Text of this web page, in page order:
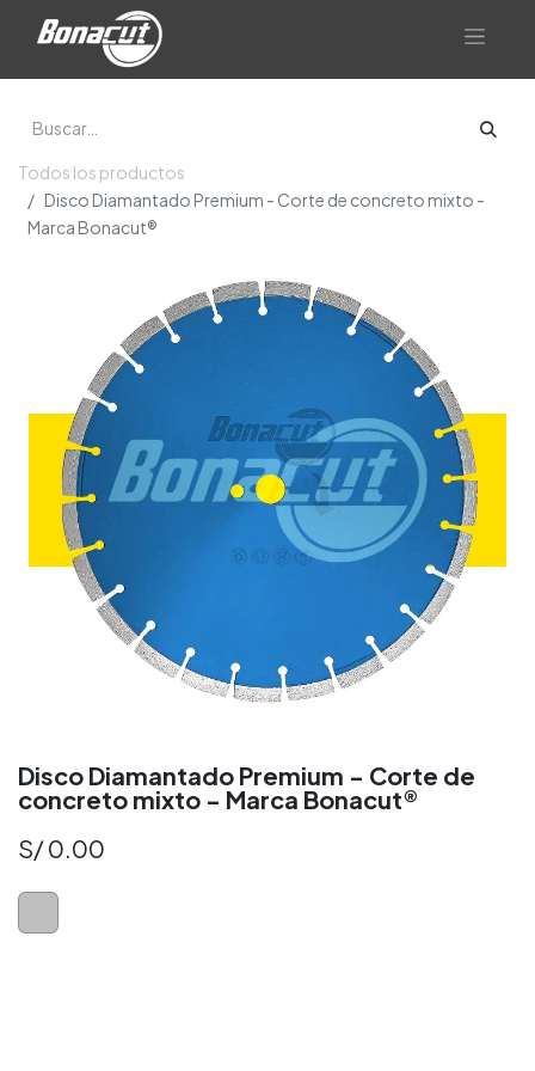
Todos los productos
Disco Diamantado Premium - Corte de concreto mixto -
Marca Bonacut®
Disco Diamantado Premium - Corte de
concreto mixto - Marca Bonacut®
S/0.00